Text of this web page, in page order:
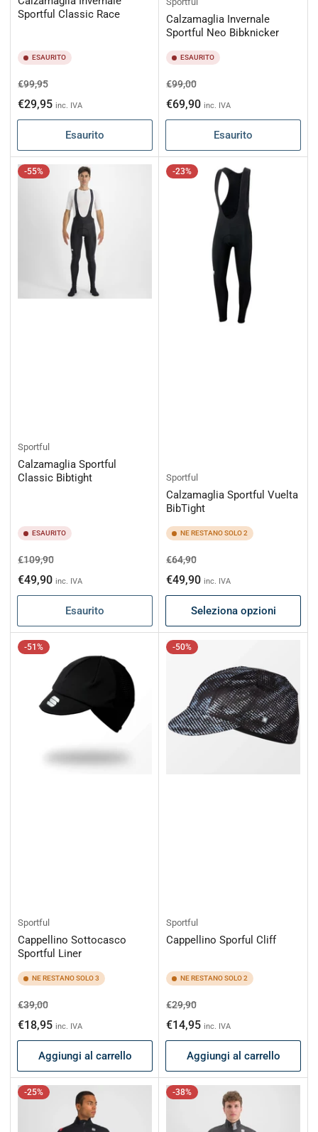
Sportful Classic Race
ESAURITO
Prezzo
di
listino
€99,95Prezzo
scontato
€29,95 inc. IVA
Esaurito
Calzamaglia Invernale
Sportful Neo Bibknicker
ESAURITO
Prezzo
di
listino
€99,00Prezzo
scontato
€69,90 inc. IVA
Esaurito
-55%
Sportful
Calzamaglia Sportful
Classic Bibtight
ESAURITO
Prezzo
di
listino
€109,90Prezzo
scontato
€49,90 inc. IVA
Esaurito
-23%
Sportful
Calzamaglia Sportful Vuelta
BibTight
NE RESTANO SOLO 2
Prezzo
di
listino
€64,90Prezzo
scontato
€49,90 inc. IVA
Seleziona opzioni
-51%
Sportful
Cappellino Sottocasco
Sportful Liner
NE RESTANO SOLO 3
Prezzo
di
listino
€39,00Prezzo
scontato
€18,95 inc. IVA
Aggiungi al carrello
-50%
Sportful
Cappellino Sporful Cliff
NE RESTANO SOLO 2
Prezzo
di
listino
€29,90Prezzo
scontato
€14,95 inc. IVA
Aggiungi al carrello
-25% -38%